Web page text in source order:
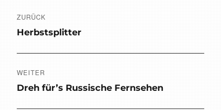
ZURÜCK
Vorheriger
Herbstsplitter
WEITER
Nächster
Dreh für’s Russische Fernsehen